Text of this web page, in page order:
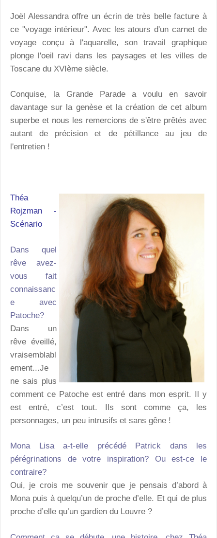
Joël Alessandra offre un écrin de très belle facture à
ce "voyage intérieur". Avec les atours d'un carnet de
voyage conçu à l'aquarelle, son travail graphique
plonge l'oeil ravi dans les paysages et les villes de
Toscane du XVIème siècle.
Conquise, la Grande Parade a voulu en savoir
davantage sur la genèse et la création de cet album
superbe et nous les remercions de s'être prêtés avec
autant de précision et de pétillance au jeu de
l'entretien !
Théa
Rojzman -
Scénario
Dans quel
rêve avez-
vous fait
connaissanc
e avec
Patoche?
Dans un
rêve éveillé,
vraisemblabl
ement...Je
ne sais plus
comment ce Patoche est entré dans mon esprit. Il y
est entré, c’est tout. Ils sont comme ça, les
personnages, un peu intrusifs et sans gêne !
Mona Lisa a-t-elle précédé Patrick dans les
pérégrinations de votre inspiration? Ou est-ce le
contraire?
Oui, je crois me souvenir que je pensais d’abord à
Mona puis à quelqu’un de proche d’elle. Et qui de plus
proche d’elle qu’un gardien du Louvre ?